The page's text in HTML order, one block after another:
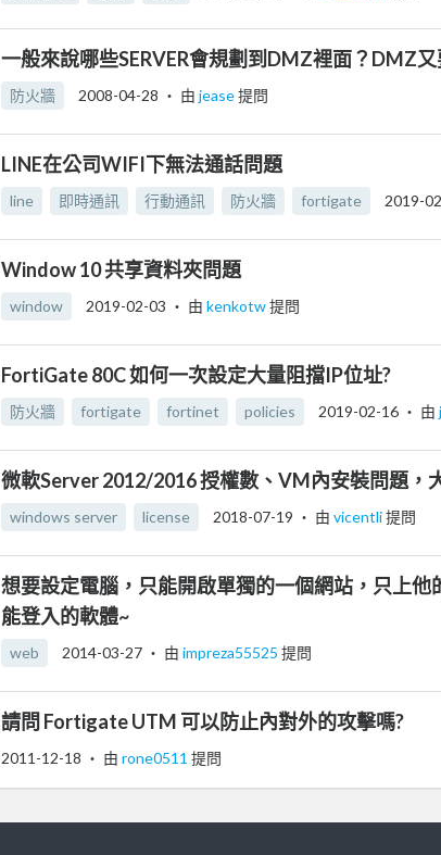
一般來說哪些SERVER會規劃到DMZ裡面？DMZ又
防火牆 2008-04-28 ‧ 由 jease提問
LINE在公司WIFI下無法通話問題
line 即時通訊 行動通訊 防火牆 fortigate 2019-
Window 10 共享資料夾問題
window 2019-02-03 ‧ 由 kenkotw提問
FortiGate 80C 如何一次設定大量阻擋IP位址?
防火牆 fortigate fortinet policies 2019-02-16 ‧ 由
微軟Server 2012/2016 授權數、VM內安裝問題，
windows server license 2018-07-19 ‧ 由 vicentli提問
想要設定電腦，只能開啟單獨的一個網站，只上他
能登入的軟體~
web 2014-03-27 ‧ 由 impreza55525 提問
請問 Fortigate UTM 可以防止內對外的攻擊嗎?
2011-12-18 ‧ 由 rone0511 提問